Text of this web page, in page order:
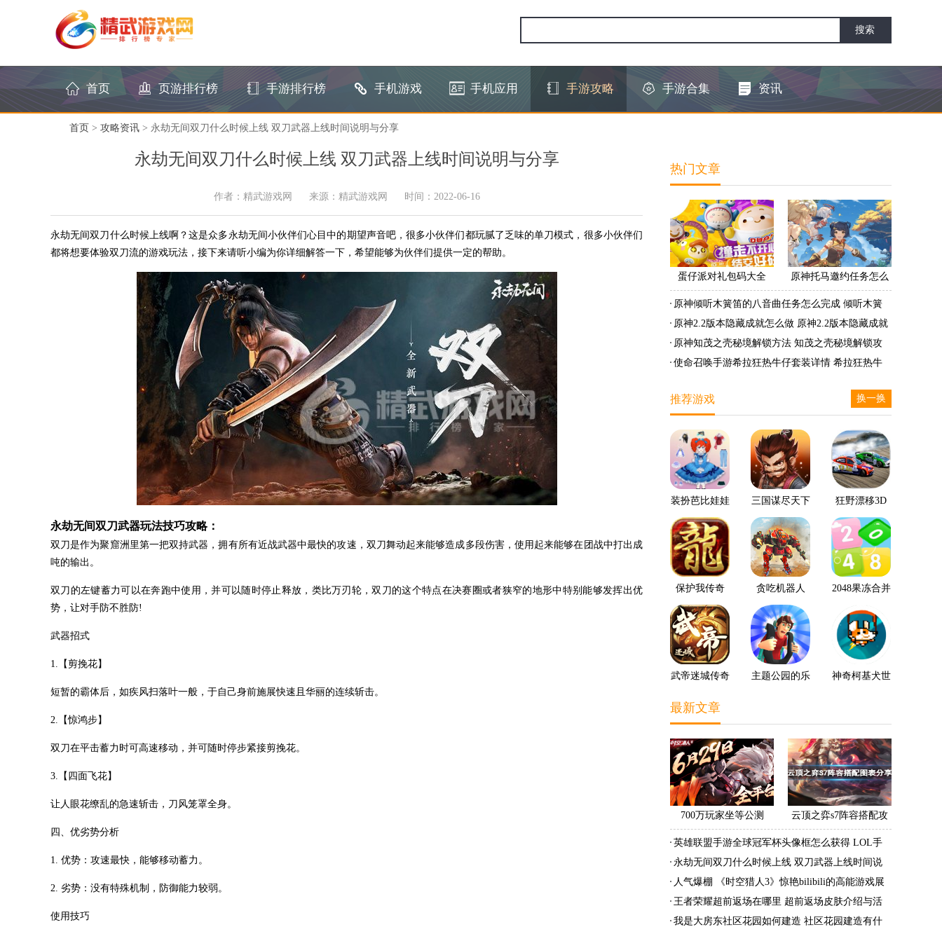
首页 页游排行榜 手游排行榜 手机游戏 手机应用 手游攻略 手游合集 资讯
首页 > 攻略资讯 > 永劫无间双刀什么时候上线 双刀武器上线时间说明与分享
永劫无间双刀什么时候上线 双刀武器上线时间说明与分享
作者：精武游戏网 来源：精武游戏网 时间：2022-06-16
永劫无间双刀什么时候上线啊？这是众多永劫无间小伙伴们心目中的期望声音吧，很多小伙伴们都玩腻了乏味的单刀模式，很多小伙伴们
都将想要体验双刀流的游戏玩法，接下来请听小编为你详细解答一下，希望能够为伙伴们提供一定的帮助。
永劫无间双刀武器玩法技巧攻略：
双刀是作为聚窟洲里第一把双持武器，拥有所有近战武器中最快的攻速，双刀舞动起来能够造成多段伤害，使用起来能够在团战中打出成
吨的输出。
双刀的左键蓄力可以在奔跑中使用，并可以随时停止释放，类比万刃轮，双刀的这个特点在决赛圈或者狭窄的地形中特别能够发挥出优
势，让对手防不胜防!
武器招式
1.【剪挽花】
短暂的霸体后，如疾风扫落叶一般，于自己身前施展快速且华丽的连续斩击。
2.【惊鸿步】
双刀在平击蓄力时可高速移动，并可随时停步紧接剪挽花。
3.【四面飞花】
让人眼花缭乱的急速斩击，刀风笼罩全身。
四、优劣势分析
1. 优势：攻速最快，能够移动蓄力。
2. 劣势：没有特殊机制，防御能力较弱。
使用技巧
热门文章
蛋仔派对礼包码大全
2022 蛋仔派对礼包码怎
么兑换
原神托马邀约任务怎么
做 原神托马邀约任务怎
么完成
原神倾听木簧笛的八音曲任务怎么完成 倾听木簧
笛的八音曲任务攻略
原神2.2版本隐藏成就怎么做 原神2.2版本隐藏成就
有哪些
原神知茂之壳秘境解锁方法 知茂之壳秘境解锁攻
略使命召唤手游希拉狂热牛仔套装详情 希拉狂热牛
推荐游戏 换一换
装扮芭比娃娃 三国谋尽天下 狂野漂移3D
保护我传奇 贪吃机器人 2048果冻合并
武帝迷城传奇
主题公园的乐
神奇柯基犬世
最新文章
700万玩家坐等公测
《时空猎人3》老玩家加
云顶之弈s7阵容搭配攻
略 s7最强阵容搭配组成
大全最新
英雄联盟手游全球冠军杯头像框怎么获得 LOL手
游2022全球冠军杯头像框领取活动
永劫无间双刀什么时候上线 双刀武器上线时间说
明与分享
人气爆棚 《时空猎人3》惊艳bilibili的高能游戏展
发布会
王者荣耀超前返场在哪里 超前返场皮肤介绍与活
动一览
我是大房东社区花园如何建造 社区花园建造有什